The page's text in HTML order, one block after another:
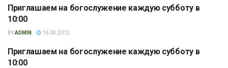
КАМЕНСКОЕ (1-Я ЦЕРКОВЬ)
Приглашаем на богослужение каждую субботу в
10:00
BYADMIN 16.04.2012
ВОЛЬНОГОРСК
Приглашаем на богослужение каждую субботу в
10:00